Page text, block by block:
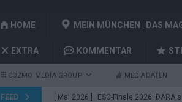
HOME MEIN MÜNCHEN | DAS
EXTRA KOMMENTAR
COZMO MEDIA GROUP MEDIADATEN
FEED [ Mai 2026 ] ESC-Finale 2026: